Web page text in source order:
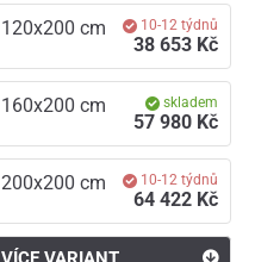
120x200 cm 10-12 týdnů
38 653 Kč
160x200 cm skladem
57 980 Kč
200x200 cm 10-12 týdnů
64 422 Kč